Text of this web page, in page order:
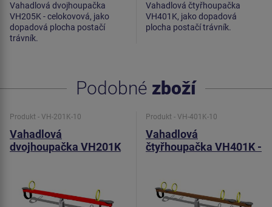
Vahadlová dvojhoupačka
VH205K - celokovová, jako
dopadová plocha postačí
trávník.
Vahadlová čtyřhoupačka
VH401K, jako dopadová
plocha postačí trávník.
Podobné zboží
Produkt - VH-201K-10
Vahadlová
dvojhoupačka VH201K
Produkt - VH-401K-10
Vahadlová
čtyřhoupačka VH401K -